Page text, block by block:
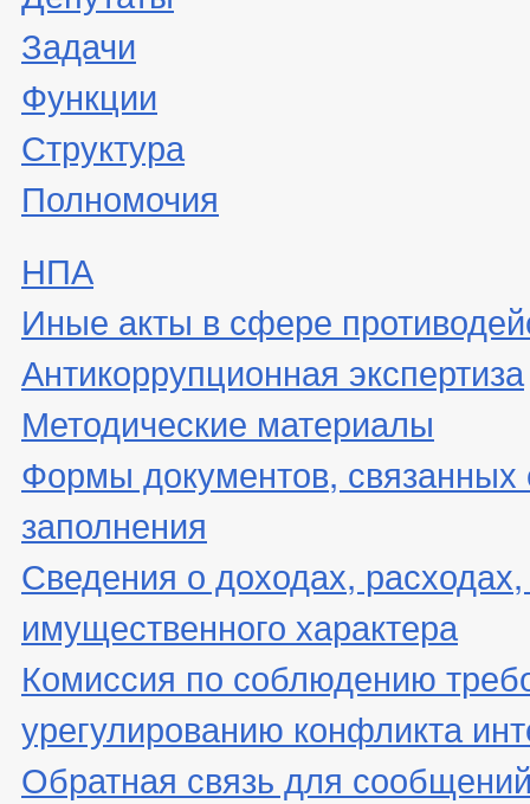
Задачи
Функции
Структура
Полномочия
НПА
Иные акты в сфере
Антикоррупционная экспертиза
Методические материалы
Формы документов, связанных
заполнения
Сведения о доходах,
имущественного характера
Комиссия по соблюдению
урегулированию конфликта
Обратная связь для